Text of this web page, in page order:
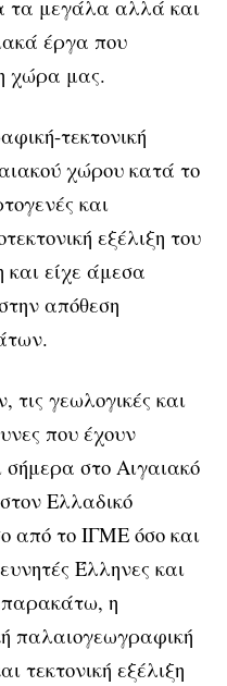
τα μεγάλα αλλά και
έργα που
χώρα μας.
τεκτονική
χώρου κατά το
και
εξέλιξη του
είχε άμεσα
απόθεση
τις γεωλογικές και
που έχουν
σήμερα στο Αιγαιακό
Ελλαδικό
από το ΙΓΜΕ όσο και
Έλληνες και
παρακάτω, η
παλαιογεωγραφική
τεκτονική εξέλιξη